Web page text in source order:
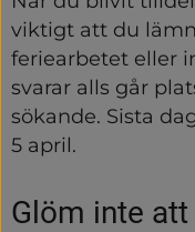
viktigt att du
feriearbetet eller
svarar alls går
sökande. Sista
5 april.
Glöm inte